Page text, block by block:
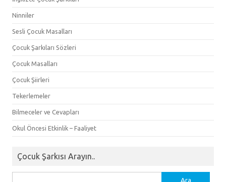
Ninniler
Sesli Çocuk Masalları
Çocuk Şarkıları Sözleri
Çocuk Masalları
Çocuk Şiirleri
Tekerlemeler
Bilmeceler ve Cevapları
Okul Öncesi Etkinlik – Faaliyet
Çocuk Şarkısı Arayın..